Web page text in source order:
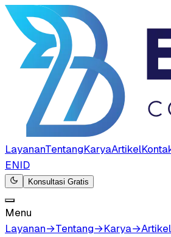
LayananTentangKaryaArtikel
ENID
Konsultasi Gratis
Menu
Layanan→Tentang→Karya→Artikel